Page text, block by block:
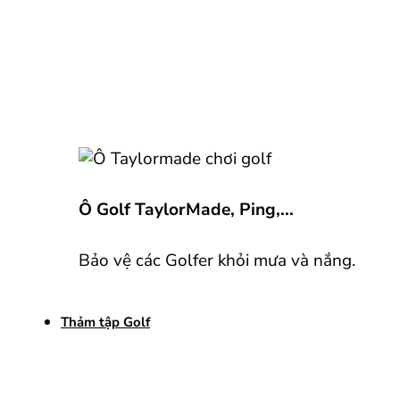
Ô Golf TaylorMade, Ping,...
Bảo vệ các Golfer khỏi mưa và nắng.
Thảm tập Golf